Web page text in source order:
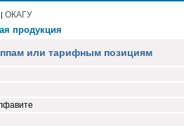
ОКАГУ
продукция
или тарифным позициям